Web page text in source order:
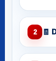
2 🧾